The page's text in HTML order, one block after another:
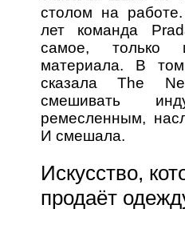
столом на
лет команда
самое, только
материала. В
сказала The
смешивать
ремесленным,
И смешала.
Искусство,
продаёт